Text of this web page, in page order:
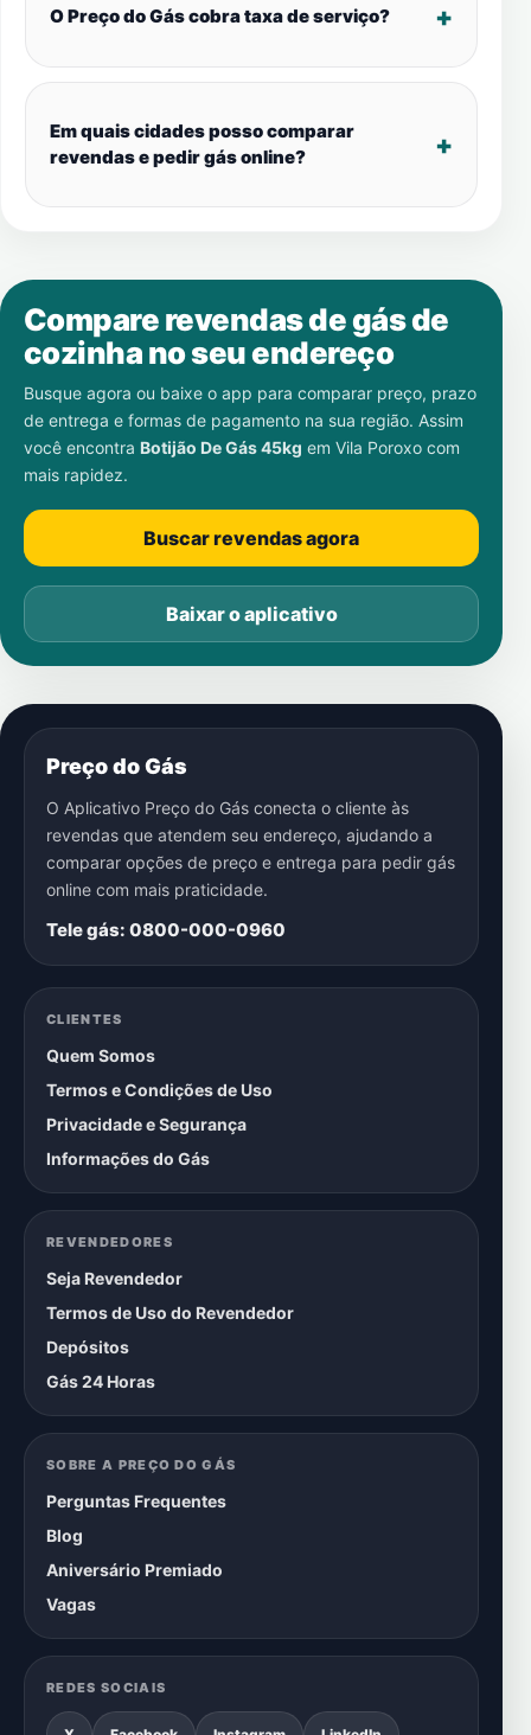
O Preço do Gás cobra taxa de serviço?
Em quais cidades posso comparar
revendas e pedir gás online?
Compare revendas de gás de
cozinha no seu endereço
Busque agora ou baixe o app para comparar preço, prazo
de entrega e formas de pagamento na sua região. Assim
você encontra Botijão De Gás 45kg em Vila Poroxo com
mais rapidez.
Buscar revendas agora
Baixar o aplicativo
Preço do Gás
O Aplicativo Preço do Gás conecta o cliente às
revendas que atendem seu endereço, ajudando a
comparar opções de preço e entrega para pedir gás
online com mais praticidade.
Tele gás: 0800-000-0960
CLIENTES
Quem Somos
Termos e Condições de Uso
Privacidade e Segurança
Informações do Gás
REVENDEDORES
Seja Revendedor
Termos de Uso do Revendedor
Depósitos
Gás 24 Horas
SOBRE A PREÇO DO GÁS
Perguntas Frequentes
Blog
Aniversário Premiado
Vagas
REDES SOCIAIS